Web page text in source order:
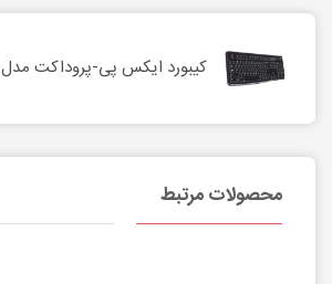
کیبورد ایکس پی-پروداکت مدل xp-8000c
محصولات مرتبط